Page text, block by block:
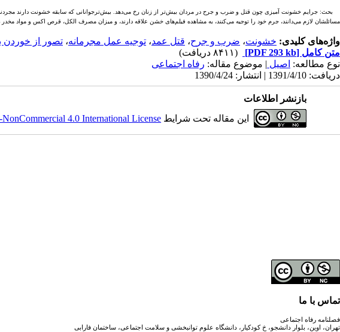
بحث: جرایم خشونت آمیزی چون قتل و ضرب و جرح در مردان بیش‌تر از زنان رخ می‌دهد. بیش‌ترجوانانی که سابقه خشونت دارند
مسائلشان لازم می‌دانند، جرم خود را توجیه می‌کنند، به مشاهده فیلم‌های خشن علاقه دارند، و میزان مصرف الکل، قرص اکس و مواد
واژه‌های کلیدی: خشونت، ضرب و جرح، قتل عمد، توجیه عمل مجرمانه، تصور از
متن کامل [PDF 293 kb]
(۸۴۱۱ دریافت)
نوع مطالعه: اصیل | موضوع مقاله: رفاه اجتماعی
دریافت: 1391/4/10 | انتشار: 1390/4/24
بازنشر اطلاعات
این مقاله تحت شرایط 4.0 International License
تماس با ما
فصلنامه رفاه اجتماعی
تهران، اوین، بلوار دانشجو، خ کودکیار، دانشگاه علوم توانبخشی و سلامت اجتماعی، ساختمان فارابی